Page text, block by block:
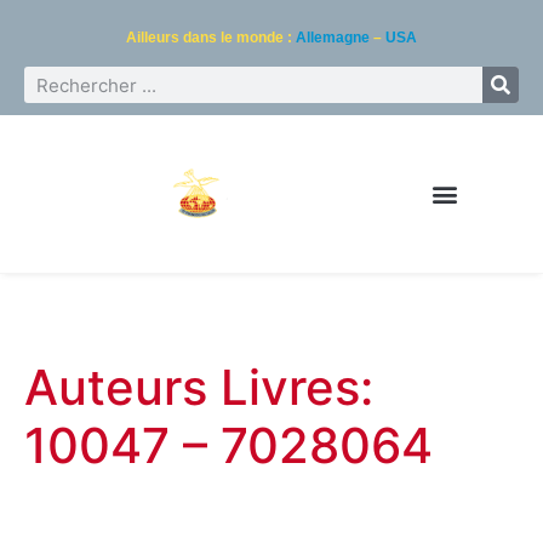
Ailleurs dans le monde : Allemagne – USA
Auteurs Livres:
10047 – 7028064